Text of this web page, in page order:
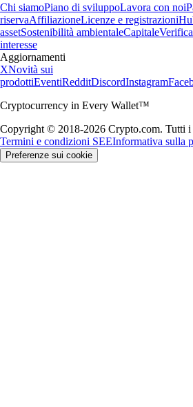
Chi siamoPiano di sviluppoLavora con noi
riservaAffiliazioneLicenze e registrazioni
assetSostenibilità ambientaleCapitaleVerifica
interesse
Aggiornamenti
XNovità sui
prodottiEventiRedditDiscordInstagram
Cryptocurrency in Every Wallet™
Copyright © 2018-2026 Crypto.com. Tutti
Termini e condizioni SEEInformativa sulla
Preferenze sui cookie